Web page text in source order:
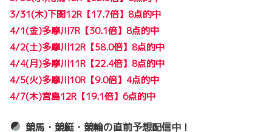
3/31(木)下関12R【17.7倍】8点的中
4/1(金)多摩川7R【30.1倍】8点的中
4/2(土)多摩川12R【58.0倍】8点的中
4/4(月)多摩川11R【22.4倍】8点的中
4/5(火)多摩川10R【9.0倍】4点的中
4/7(木)宮島12R【19.1倍】6点的中
競馬・競艇・競輪の直前予想配信中！